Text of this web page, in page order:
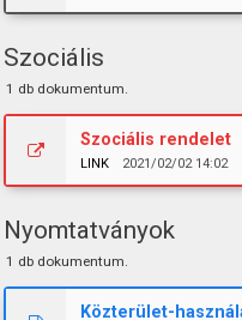
Szociális
1 db dokumentum.
Szociális rendelet
LINK 2021/02/02 14:02
Nyomtatványok
1 db dokumentum.
Közterület-